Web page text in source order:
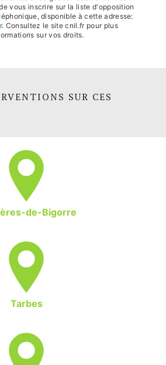
vous inscrire sur la liste d'opposition
disponible à cette adresse:
. Consultez le site cnil.fr pour plus
sur vos droits.
SUR CES
de-Bigorre
Tarbes